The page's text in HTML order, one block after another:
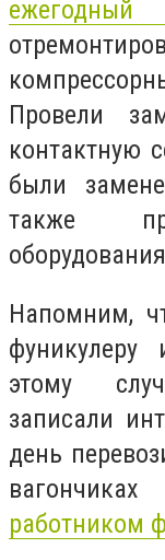
ежегодный
Провели
контактную
были
также
Напомним,
этому
записали
день
работником